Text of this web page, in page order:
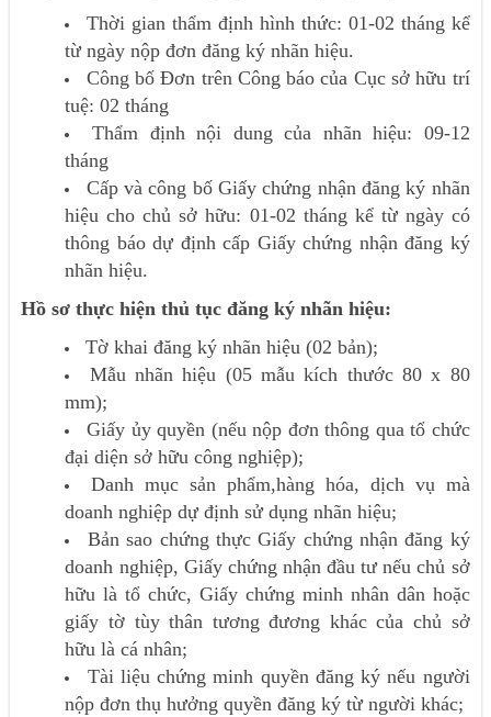
Thời gian thẩm định hình thức: 01-02 tháng kể
từ ngày nộp đơn đăng ký nhãn hiệu.
Công bố Đơn trên Công báo của Cục sở hữu trí
tuệ: 02 tháng
Thẩm định nội dung của nhãn hiệu: 09-12
tháng
Cấp và công bố Giấy chứng nhận đăng ký nhãn
hiệu cho chủ sở hữu: 01-02 tháng kể từ ngày có
thông báo dự định cấp Giấy chứng nhận đăng ký
nhãn hiệu.
Hồ sơ thực hiện thủ tục đăng ký nhãn hiệu:
Tờ khai đăng ký nhãn hiệu (02 bản);
Mẫu nhãn hiệu (05 mẫu kích thước 80 x 80
mm);
Giấy ủy quyền (nếu nộp đơn thông qua tổ chức
đại diện sở hữu công nghiệp);
Danh mục sản phẩm,hàng hóa, dịch vụ mà
doanh nghiệp dự định sử dụng nhãn hiệu;
Bản sao chứng thực Giấy chứng nhận đăng ký
doanh nghiệp, Giấy chứng nhận đầu tư nếu chủ sở
hữu là tổ chức, Giấy chứng minh nhân dân hoặc
giấy tờ tùy thân tương đương khác của chủ sở
hữu là cá nhân;
Tài liệu chứng minh quyền đăng ký nếu người
nộp đơn thụ hưởng quyền đăng ký từ người khác;